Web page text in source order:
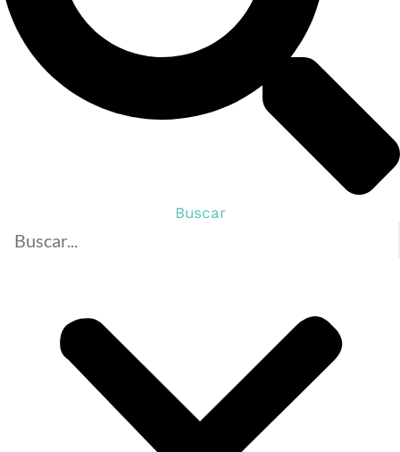
Buscar